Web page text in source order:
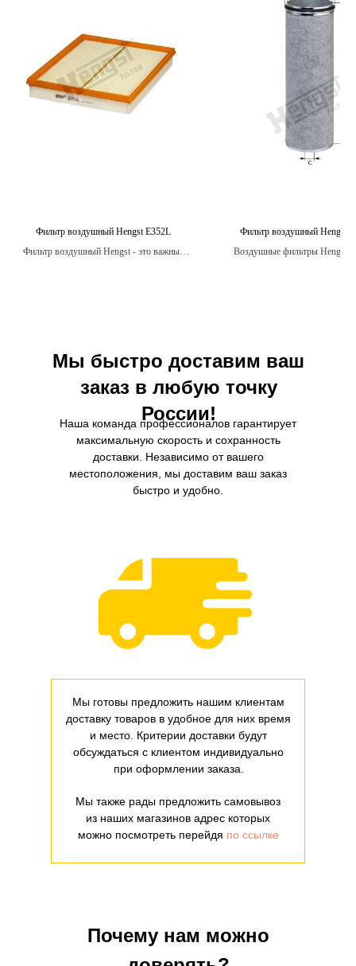
Фильтр воздушный Hengst E352L
Фильтр воздушный Hengst - это важный
Фильтр воздушный Hengst
Воздушные фильтры Hengst
Мы быстро доставим ваш
заказ в любую точку
России!
Мы готовы предложить нашим клиентам
доставку товаров в удобное для них время
и место. Критерии доставки будут
обсуждаться с клиентом индивидуально
при оформлении заказа.
Мы также рады предложить самовывоз
из наших магазинов адрес которых
можно посмотреть перейдя по ссылке
Наша команда профессионалов гарантирует
максимальную скорость и сохранность
доставки. Независимо от вашего
местоположения, мы доставим ваш заказ
быстро и удобно.
Почему нам можно